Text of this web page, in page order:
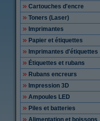
Cartouches d'encre
Toners (Laser)
Imprimantes
Papier et étiquettes
Imprimantes d'étiquettes
Étiquettes et rubans
Rubans encreurs
Impression 3D
Ampoules LED
Piles et batteries
Alimentation et boissons